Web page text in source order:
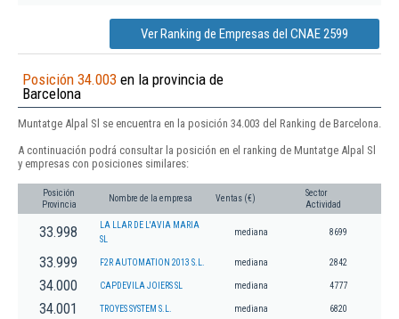
Ver Ranking de Empresas del CNAE 2599
Posición 34.003 en la provincia de
Barcelona
Muntatge Alpal Sl se encuentra en la posición 34.003 del Ranking de Barcelona.
A continuación podrá consultar la posición en el ranking de Muntatge Alpal Sl
y empresas con posiciones similares:
Posición
Provincia
Nombre de la empresa Ventas (€)
Sector
Actividad
33.998
LA LLAR DE L'AVIA MARIA
SL
mediana 8699
33.999 F2R AUTOMATION 2013 S.L. mediana 2842
34.000 CAPDEVILA JOIERS SL mediana 4777
34.001 TROYES SYSTEM S.L. mediana 6820